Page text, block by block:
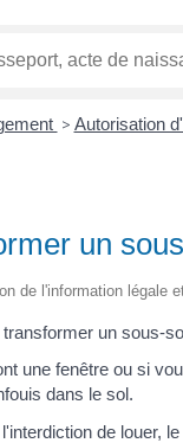
> Autorisation
un
de l'information légale
un sous-
une fenêtre ou si
dans le sol.
de louer,